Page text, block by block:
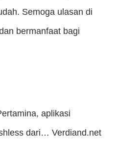
Semoga ulasan di
bermanfaat bagi
aplikasi
dari… Verdiand.net